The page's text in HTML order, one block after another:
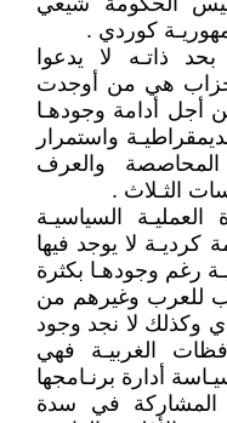
كوردي .
ذاتـه لا يدعوا
هي من أوجدت
أجل أدامة وجودهـا
واستمرار
والعرف
الثـلاث .
السياسيـة
كرديـة لا يوجد فيها
رغم وجودهـا بكثرة
للعرب وغيرهم من
وكذلك لا نجد وجود
الغربيـة فهي
أدارة برنـامجها
المشاركة في سدة